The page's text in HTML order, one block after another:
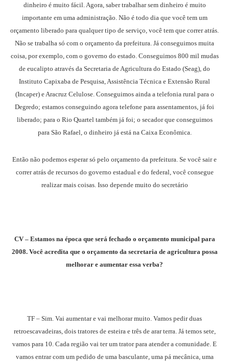
dinheiro é muito fácil. Agora, saber trabalhar sem dinheiro é muito
importante em uma administração. Não é todo dia que você tem um
orçamento liberado para qualquer tipo de serviço, você tem que correr atrás.
Não se trabalha só com o orçamento da prefeitura. Já conseguimos muita
coisa, por exemplo, com o governo do estado. Conseguimos 800 mil mudas
de eucalipto através da Secretaria de Agricultura do Estado (Seag), do
Instituto Capixaba de Pesquisa, Assistência Técnica e Extensão Rural
(Incaper) e Aracruz Celulose. Conseguimos ainda a telefonia rural para o
Degredo; estamos conseguindo agora telefone para assentamentos, já foi
liberado; para o Rio Quartel também já foi; o secador que conseguimos
para São Rafael, o dinheiro já está na Caixa Econômica.
Então não podemos esperar só pelo orçamento da prefeitura. Se você sair e
correr atrás de recursos do governo estadual e do federal, você consegue
realizar mais coisas. Isso depende muito do secretário
CV – Estamos na época que será fechado o orçamento municipal para
2008. Você acredita que o orçamento da secretaria de agricultura possa
melhorar e aumentar essa verba?
TF – Sim. Vai aumentar e vai melhorar muito. Vamos pedir duas
retroescavadeiras, dois tratores de esteira e três de arar terra. Já temos sete,
vamos para 10. Cada região vai ter um trator para atender a comunidade. E
vamos entrar com um pedido de uma basculante, uma pá mecânica, uma